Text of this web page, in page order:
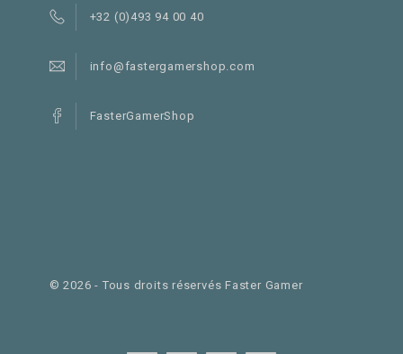
+32 (0)493 94 00 40
info@fastergamershop.com
FasterGamerShop
©2026 - Tous droits réservés Faster Gamer